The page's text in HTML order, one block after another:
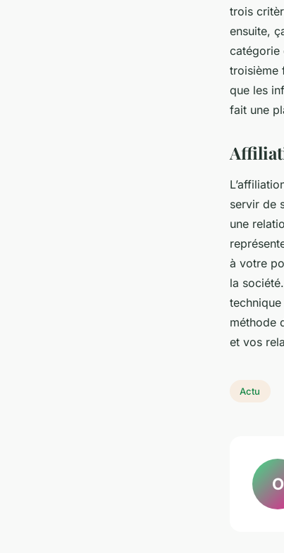
trois
ensuite,
catégorie
troisième
que les
fait une
servir de
une
à votre
la
méthode
et vos
Actu
O